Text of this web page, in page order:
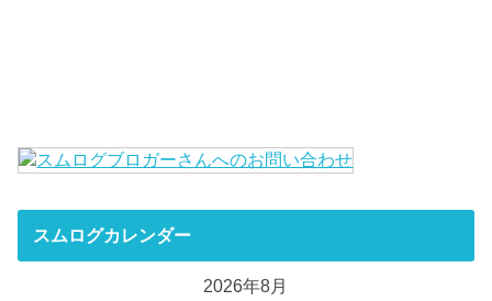
スムログカレンダー
2026年8月